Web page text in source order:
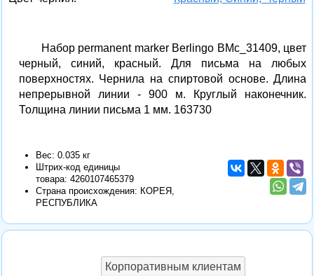
Набор permanent marker Berlingo BMc_31409, цвет
черный, синий, красный. Для письма на любых
поверхностях. Чернила на спиртовой основе. Длина
непрерывной линии - 900 м. Круглый наконечник.
Толщина линии письма 1 мм. 163730
Вес: 0.035 кг
Штрих-код единицы
товара: 4260107465379
Страна происхождения: КОРЕЯ,
РЕСПУБЛИКА
Корпоративным клиентам